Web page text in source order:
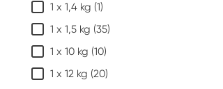
1 x 1,4 kg (1)
1 x 1,5 kg (35)
1 x 10 kg (10)
1 x 12 kg (20)